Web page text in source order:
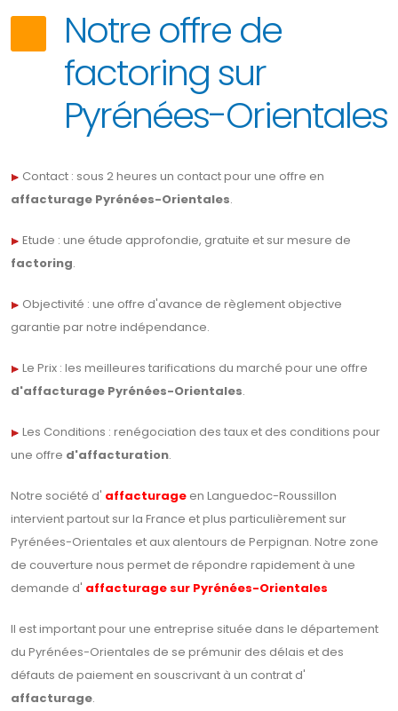
Notre offre de
factoring sur
Pyrénées-Orientales
Contact : sous 2 heures un contact pour une offre en
affacturage Pyrénées-Orientales.
Etude : une étude approfondie, gratuite et sur mesure de
factoring.
Objectivité : une offre d'avance de règlement objective
garantie par notre indépendance.
Le Prix : les meilleures tarifications du marché pour une offre
d'affacturage Pyrénées-Orientales.
Les Conditions : renégociation des taux et des conditions pour
une offre d'affacturation.
Notre société d' affacturage en Languedoc-Roussillon
intervient partout sur la France et plus particulièrement sur
Pyrénées-Orientales et aux alentours de Perpignan. Notre zone
de couverture nous permet de répondre rapidement à une
demande d' affacturage sur Pyrénées-Orientales
Il est important pour une entreprise située dans le département
du Pyrénées-Orientales de se prémunir des délais et des
défauts de paiement en souscrivant à un contrat d'
affacturage.